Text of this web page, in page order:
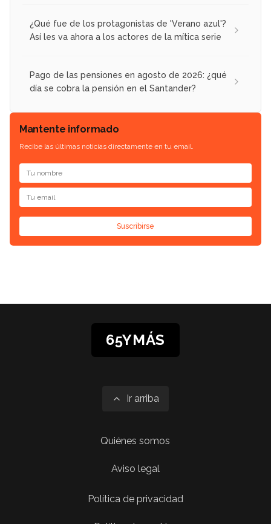
¿Qué fue de los protagonistas de 'Verano azul'?
Así les va ahora a los actores de la mítica serie
Pago de las pensiones en agosto de 2026: ¿qué
día se cobra la pensión en el Santander?
Mantente informado
Recibe las últimas noticias directamente en tu email.
Suscribirse
65YMÁS
Ir arriba
Quiénes somos
Aviso legal
Política de privacidad